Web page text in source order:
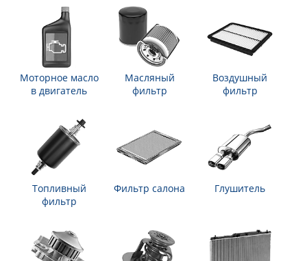
Моторное масло
в двигатель
Масляный
фильтр
Воздушный
фильтр
Топливный
фильтр
Фильтр салона Глушитель